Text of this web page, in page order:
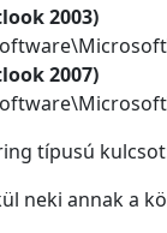
2003)
2007)
típusú
neki annak a